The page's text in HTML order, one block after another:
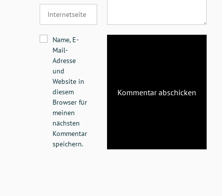
Name, E-
Mail-
Adresse
und
Website in
diesem
Browser für
meinen
nächsten
Kommentar
speichern.